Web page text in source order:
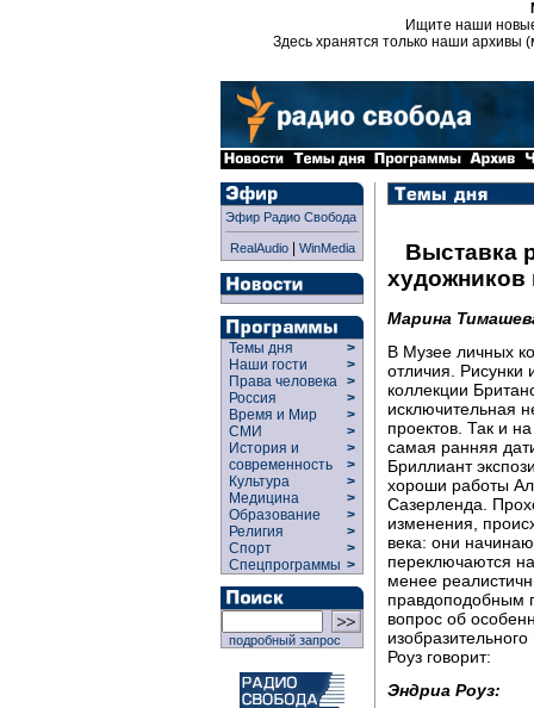
Ищите наши
Здесь хранятся только наши архивы
Эфир Радио Свобода
RealAudio| WinMedia
Темы дня
>
Наши гости
>
Права человека >
Россия
>
Время и Мир
>
СМИ
>
История и
современность
>
>
Культура
>
Медицина
>
Образование
>
Религия
>
Спорт
>
Спецпрограммы >
подробный запрос
Выставка
художников
Марина
В Музее личных
отличия. Рисунки
коллекции
исключительная
проектов. Так и
самая ранняя
Бриллиант
хороши работы
Сазерленда.
изменения,
века: они
переключаются
менее
правдоподобным
вопрос об
Роуз говорит:
Эндриа Роуз: